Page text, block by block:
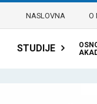
NASLOVNA O
STUDIJE